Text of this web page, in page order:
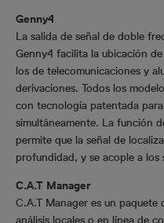
Genny4
La salida de señal de doble
Genny4 facilita la ubicación
los de telecomunicaciones y
derivaciones. Todos los
con tecnología patentada
simultáneamente. La función
permite que la señal de
profundidad, y se acople a los
C.A.T Manager
C.A.T Manager es un
análisis locales o en línea de